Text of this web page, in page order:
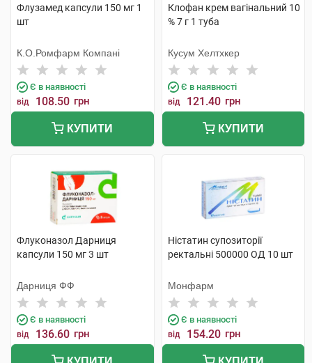
Флузамед капсули 150 мг 1
шт
К.О.Ромфарм Компані
Є в наявності
від 108.50 грн
КУПИТИ
Клофан крем вагінальний 10
% 7 г 1 туба
Кусум Хелтхкер
Є в наявності
від 121.40 грн
КУПИТИ
Флуконазол Дарниця
капсули 150 мг 3 шт
Дарниця ФФ
Є в наявності
від 136.60 грн
Ністатин супозиторії
ректальні 500000 ОД 10 шт
Монфарм
Є в наявності
від 154.20 грн